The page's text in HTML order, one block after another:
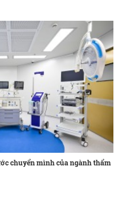
chuyển mình của ngành thẩm